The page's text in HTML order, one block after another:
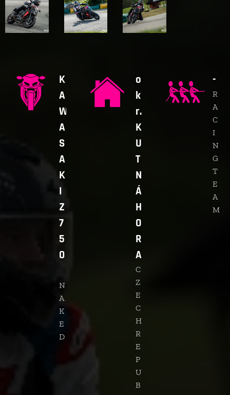
K
A
W
A
S
A
K
I
Z
7
5
0
N
A
K
E
D
o
k
r.
K
U
T
N
Á
H
O
R
A
C
Z
E
C
H
R
E
P
U
B
-
R
A
C
I
N
G
T
E
A
M